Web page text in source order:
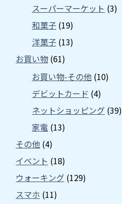
スーパーマーケット (3)
和菓子 (19)
洋菓子 (13)
お買い物 (61)
お買い物-その他 (10)
デビットカード (4)
ネットショッピング (39)
家電 (13)
その他 (4)
イベント (18)
ウォーキング (129)
スマホ (11)